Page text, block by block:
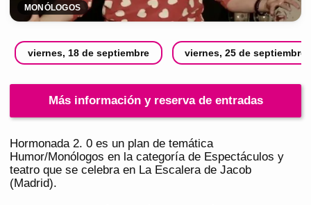
MONÓLOGOS
viernes, 18 de septiembre viernes, 25 de septiembre
Más información y reserva de entradas
Hormonada 2. 0 es un plan de temática
Humor/Monólogos en la categoría de Espectáculos y
teatro que se celebra en La Escalera de Jacob
(Madrid).